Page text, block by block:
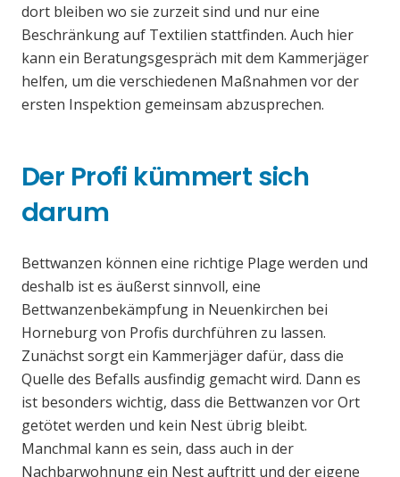
dort bleiben wo sie zurzeit sind und nur eine
Beschränkung auf Textilien stattfinden. Auch hier
kann ein Beratungsgespräch mit dem Kammerjäger
helfen, um die verschiedenen Maßnahmen vor der
ersten Inspektion gemeinsam abzusprechen.
Der Profi kümmert sich
darum
Bettwanzen können eine richtige Plage werden und
deshalb ist es äußerst sinnvoll, eine
Bettwanzenbekämpfung in Neuenkirchen bei
Horneburg von Profis durchführen zu lassen.
Zunächst sorgt ein Kammerjäger dafür, dass die
Quelle des Befalls ausfindig gemacht wird. Dann es
ist besonders wichtig, dass die Bettwanzen vor Ort
getötet werden und kein Nest übrig bleibt.
Manchmal kann es sein, dass auch in der
Nachbarwohnung ein Nest auftritt und der eigene